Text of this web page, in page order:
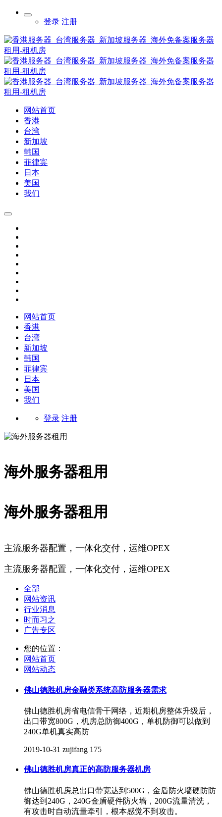
登录 注册
网站首页
香港
台湾
新加坡
韩国
菲律宾
日本
美国
我们
网站首页
香港
台湾
新加坡
韩国
菲律宾
日本
美国
我们
登录 注册
海外服务器租用
海外服务器租用
主流服务器配置，一体化交付，运维OPEX
主流服务器配置，一体化交付，运维OPEX
全部
网站资讯
行业消息
时而习之
广告专区
您的位置：
网站首页
网站动态
佛山德胜机房金融类系统高防服务器需求
佛山德胜机房省电信骨干网络，近期机房整体升级后，
出口带宽800G，机房总防御400G，单机防御可以做到
240G单机真实高防
2019-10-31 zujifang 175
佛山德胜机房真正的高防服务器机房
佛山德胜机房总出口带宽达到500G，金盾防火墙硬防防
御达到240G，240G金盾硬件防火墙，200G流量清洗，
有攻击时自动流量牵引，根本感觉不到攻击。